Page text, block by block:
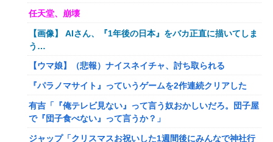
任天堂、崩壊
【画像】 AIさん、『1年後の日本』をバカ正直に描いてしま
う…
【ウマ娘】（悲報）ナイスネイチャ、討ち取られる
『パラノマサイト』っていうゲームを2作連続クリアした
有吉「『俺テレビ見ない』って言う奴おかしいだろ。団子屋
で『団子食べない』って言うか？」
ジャップ「クリスマスお祝いした1週間後にみんなで神社行